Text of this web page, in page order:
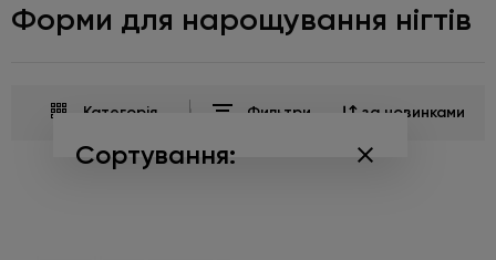
Форми для нарощування нігтів
Категорія Фильтри за новинками
Сортування: